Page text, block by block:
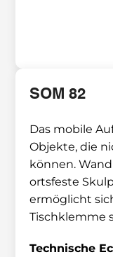
SOM 82
Das mobile
Objekte, die
können.
ortsfeste
ermöglicht
Tischklemme
Technische